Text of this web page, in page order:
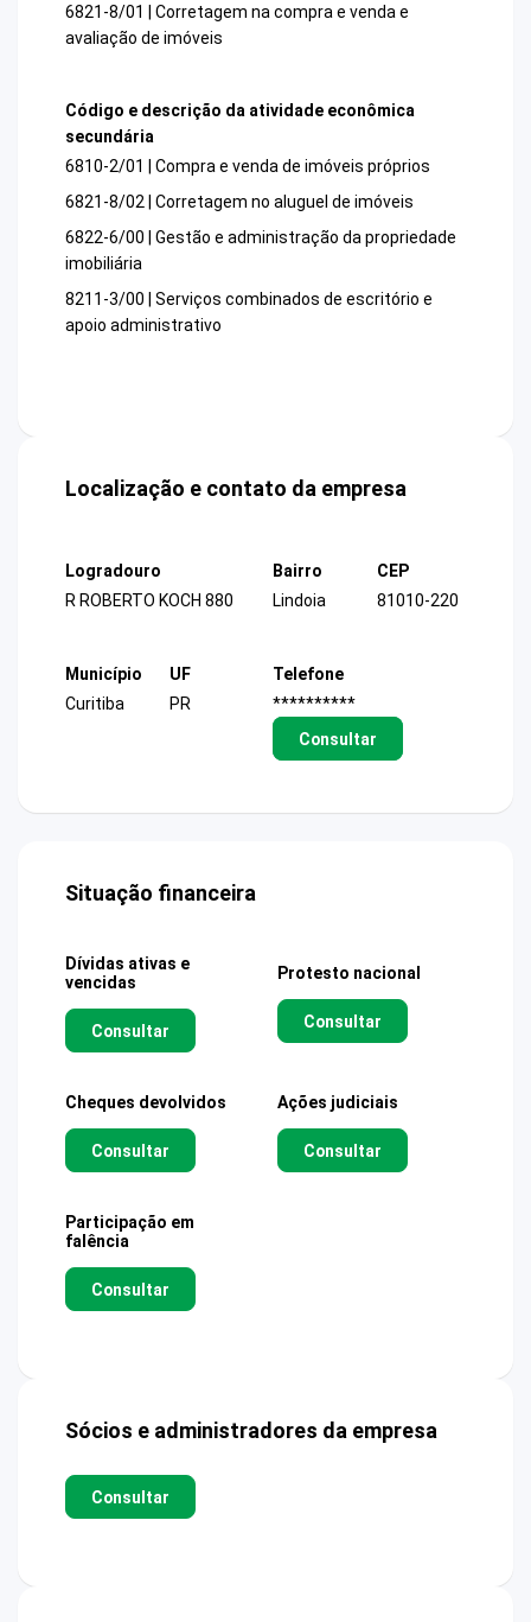
6821-8/01 | Corretagem na compra e venda e
avaliação de imóveis
Código e descrição da atividade econômica
secundária
6810-2/01 | Compra e venda de imóveis próprios
6821-8/02 | Corretagem no aluguel de imóveis
6822-6/00 | Gestão e administração da propriedade
imobiliária
8211-3/00 | Serviços combinados de escritório e
apoio administrativo
Localização e contato da empresa
Logradouro
R ROBERTO KOCH 880
Bairro
Lindoia
CEP
81010-220
Município
Curitiba
UF
PR
Telefone
**********
Consultar
Situação financeira
Dívidas ativas e
vencidas
Consultar
Protesto nacional
Consultar
Cheques devolvidos
Consultar
Ações judiciais
Consultar
Participação em
falência
Consultar
Sócios e administradores da empresa
Consultar